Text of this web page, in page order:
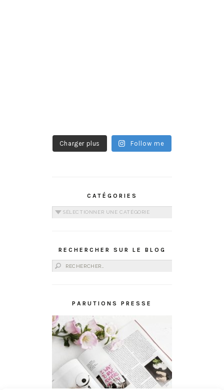
Charger plus Follow me
CATÉGORIES
Catégories
RECHERCHER SUR LE BLOG
Rechercher :
PARUTIONS PRESSE